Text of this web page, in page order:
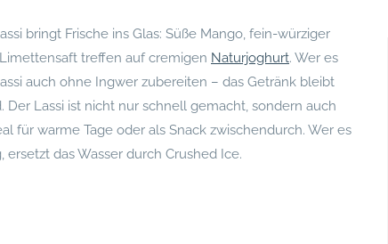
bringt Frische ins Glas: Süße Mango, fein-würziger
treffen auf cremigen Naturjoghurt. Wer es
auch ohne Ingwer zubereiten – das Getränk bleibt
Der Lassi ist nicht nur schnell gemacht, sondern auch
für warme Tage oder als Snack zwischendurch. Wer es
das Wasser durch Crushed Ice.